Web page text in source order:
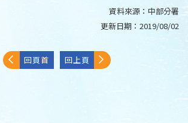
資料來源： 中部分署
更新日期： 2019/08/02
回頁首 回上頁